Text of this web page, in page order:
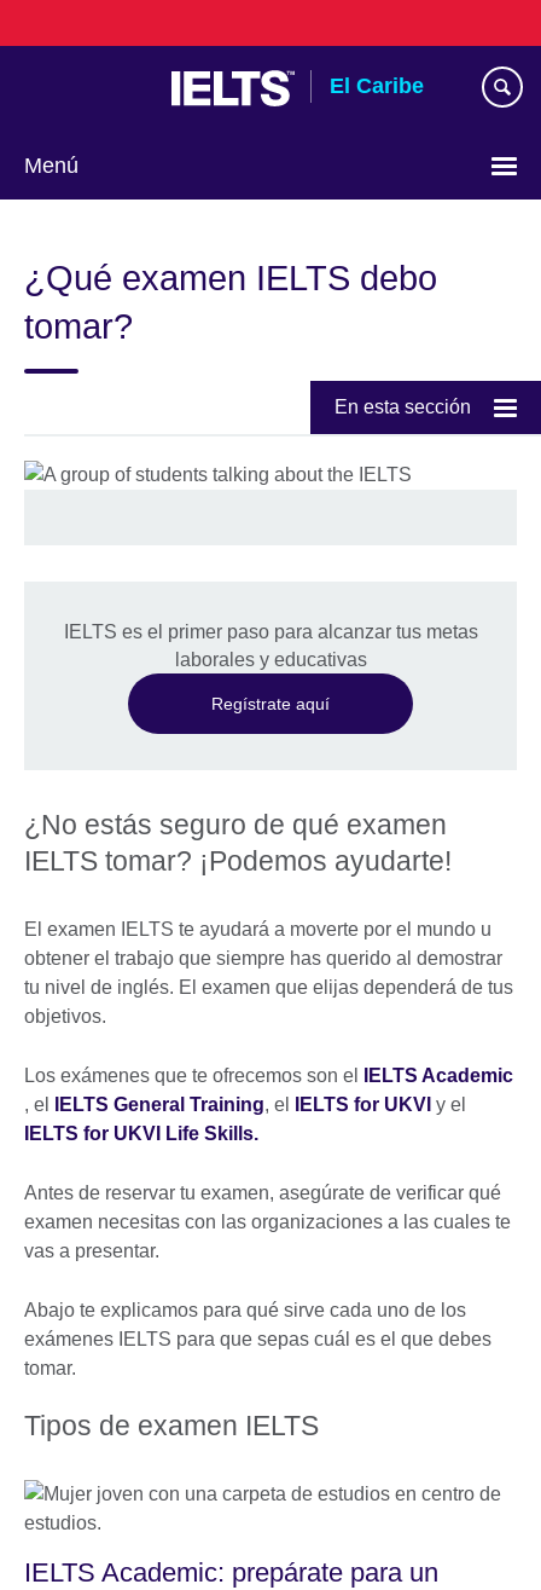
to
El Caribe
Menú
language
¿Qué examen IELTS debo
tomar?
En esta sección
IELTS es el primer paso para alcanzar tus metas
laborales y educativas
Regístrate aquí
¿No estás seguro de qué examen
IELTS tomar? ¡Podemos ayudarte!
El examen IELTS te ayudará a moverte por el mundo u
obtener el trabajo que siempre has querido al demostrar
tu nivel de inglés. El examen que elijas dependerá de tus
objetivos.
Los exámenes que te ofrecemos son el
IELTS Academic
, el
IELTS General Training, el IELTS for UKVI y el
IELTS for UKVI Life Skills.
Antes de reservar tu examen, asegúrate de verificar qué
examen necesitas con las organizaciones a las cuales te
vas a presentar.
Abajo te explicamos para qué sirve cada uno de los
exámenes IELTS para que sepas cuál es el que debes
tomar.
Tipos de examen IELTS
IELTS Academic: prepárate para un